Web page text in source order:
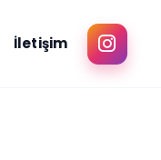
İletişim